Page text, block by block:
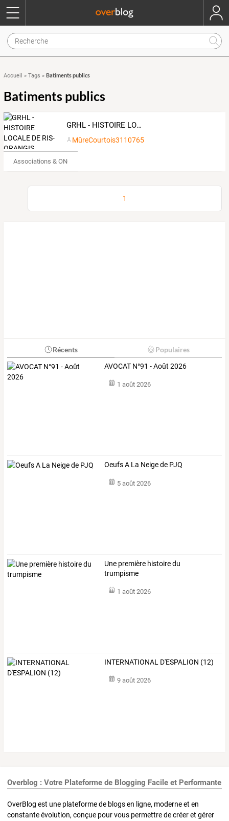
Accueil » Tags » Batiments publics
Batiments publics
GRHL - HISTOIRE LOCALE DE RIS-ORANGIS
MûreCourtois3110765
Associations & ONG
1
Récents Populaires
AVOCAT N°91 - Août 2026
1 août 2026
Oeufs A La Neige de PJQ
5 août 2026
Une première histoire du
trumpisme
1 août 2026
INTERNATIONAL D'ESPALION (12)
9 août 2026
Overblog : Votre Plateforme de Blogging Facile et Performante
OverBlog est une plateforme de blogs en ligne, moderne et en
constante évolution, conçue pour vous permettre de créer et gérer